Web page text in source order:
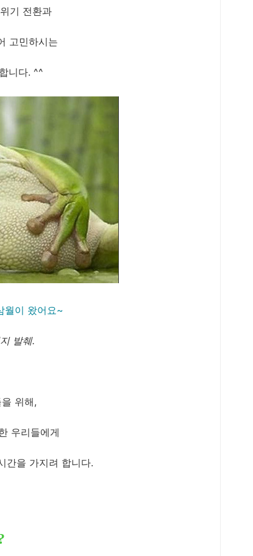
기 전환과
고민하시는
니다. ^^
월이 왔어요~
발췌.
위해,
우리들에게
간을 가지려 합니다.